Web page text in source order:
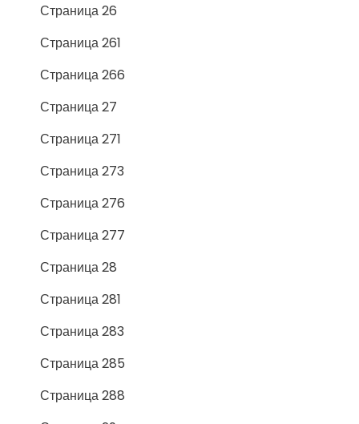
Страница 26
Страница 261
Страница 266
Страница 27
Страница 271
Страница 273
Страница 276
Страница 277
Страница 28
Страница 281
Страница 283
Страница 285
Страница 288